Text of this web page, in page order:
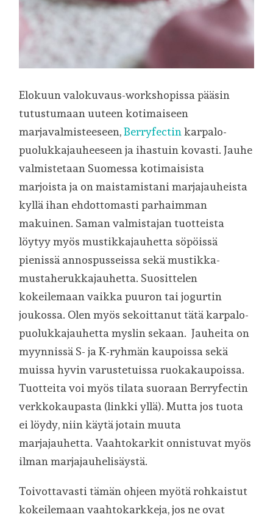
Elokuun valokuvaus-workshopissa pääsin
tutustumaan uuteen kotimaiseen
marjavalmisteeseen,Berryfectin karpalo-
puolukkajauheeseen ja ihastuin kovasti. Jauhe
valmistetaan Suomessa kotimaisista
marjoista ja on maistamistani marjajauheista
kyllä ihan ehdottomasti parhaimman
makuinen. Saman valmistajan tuotteista
löytyy myös mustikkajauhetta söpöissä
pienissä annospusseissa sekä mustikka-
mustaherukkajauhetta. Suosittelen
kokeilemaan vaikka puuron tai jogurtin
joukossa. Olen myös sekoittanut tätä karpalo-
puolukkajauhetta myslin sekaan. Jauheita on
myynnissä S- ja K-ryhmän kaupoissa sekä
muissa hyvin varustetuissa ruokakaupoissa.
Tuotteita voi myös tilata suoraan Berryfectin
verkkokaupasta (linkki yllä). Mutta jos tuota
ei löydy, niin käytä jotain muuta
marjajauhetta. Vaahtokarkit onnistuvat myös
ilman marjajauhelisäystä.
Toivottavasti tämän ohjeen myötä rohkaistut
kokeilemaan vaahtokarkkeja, jos ne ovat